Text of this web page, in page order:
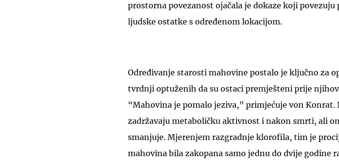
prostorna povezanost ojačala je dokaze koji povezuju
ljudske ostatke s određenom lokacijom.
Određivanje starosti mahovine postalo je ključno za
tvrdnji optuženih da su ostaci premješteni prije
“Mahovina je pomalo jeziva,” primjećuje von Konrat.
zadržavaju metaboličku aktivnost i nakon smrti, ali
smanjuje. Mjerenjem razgradnje klorofila, tim je
mahovina bila zakopana samo jednu do dvije godine